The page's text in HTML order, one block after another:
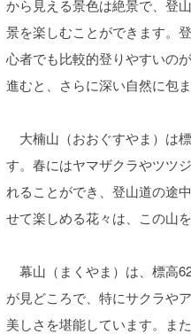
から見える景色は絶景で、登
景を楽しむことができます。
心者でも比較的登りやすいの
進むと、さらに深い自然に包
大楠山（おおぐすやま）は
す。春にはヤマザクラやツツ
れることができ、登山道の途
せて楽しめる花々は、この山
幕山（まくやま）は、標高
が見どころで、特にサクラや
美しさを堪能しています。ま